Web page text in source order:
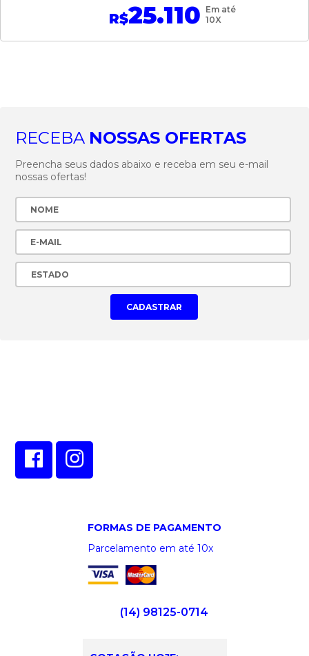
R$25.110 Em até
10X
RECEBA NOSSAS OFERTAS
Preencha seus dados abaixo e receba em seu e-mail
nossas ofertas!
FORMAS DE PAGAMENTO
Parcelamento em até 10x
(14) 98125-0714